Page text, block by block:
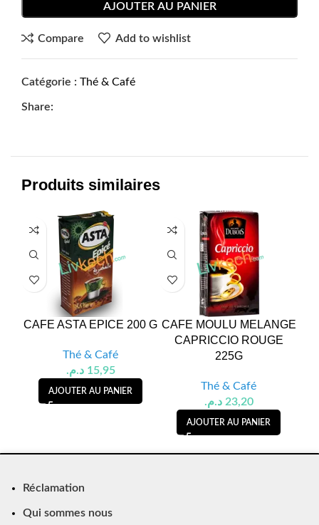
AJOUTER AU PANIER
Compare Add to wishlist
Catégorie : Thé & Café
Share:
Produits similaires
CAFE ASTA EPICE 200 G
Thé & Café
15,95 د.م.
AJOUTER AU PANIER
CAFE MOULU MELANGE
CAPRICCIO ROUGE
225G
Thé & Café
23,20 د.م.
AJOUTER AU PANIER
Réclamation
Qui sommes nous